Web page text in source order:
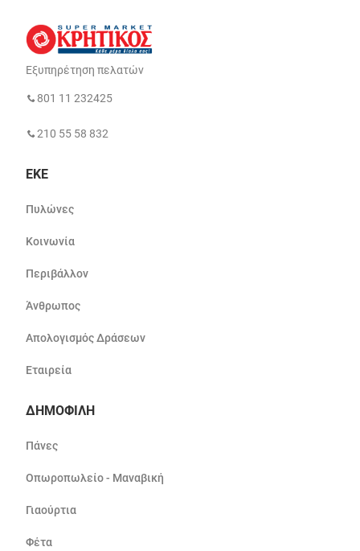
Εξυπηρέτηση πελατών
801 11 232425
210 55 58 832
ΕΚΕ
Πυλώνες
Κοινωνία
Περιβάλλον
Άνθρωπος
Απολογισμός Δράσεων
Εταιρεία
ΔΗΜΟΦΙΛΗ
Πάνες
Οπωροπωλείο - Μαναβική
Γιαούρτια
Φέτα